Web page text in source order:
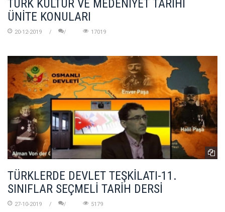
TÜRK KÜLTÜR VE MEDENİYET TARİHİ
ÜNİTE KONULARI
20-12-2019 17019
TÜRKLERDE DEVLET TEŞKİLATI-11.
SINIFLAR SEÇMELİ TARİH DERSİ
27-10-2019 5179